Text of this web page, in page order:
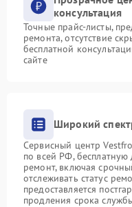
консультация
Точные прайс-листы,
ремонта, отсутствие
бесплатной
сайте
Широкий
Сервисный центр
по всей РФ, бесплатную
ремонт, включая
отслеживать статус
предоставляется
продления срока